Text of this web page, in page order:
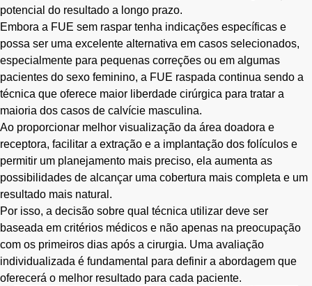
potencial do resultado a longo prazo.
Embora a FUE sem raspar tenha indicações específicas e
possa ser uma excelente alternativa em casos selecionados,
especialmente para pequenas correções ou em algumas
pacientes do sexo feminino, a FUE raspada continua sendo a
técnica que oferece maior liberdade cirúrgica para tratar a
maioria dos casos de calvície masculina.
Ao proporcionar melhor visualização da área doadora e
receptora, facilitar a extração e a implantação dos folículos e
permitir um planejamento mais preciso, ela aumenta as
possibilidades de alcançar uma cobertura mais completa e um
resultado mais natural.
Por isso, a decisão sobre qual técnica utilizar deve ser
baseada em critérios médicos e não apenas na preocupação
com os primeiros dias após a cirurgia. Uma avaliação
individualizada é fundamental para definir a abordagem que
oferecerá o melhor resultado para cada paciente.